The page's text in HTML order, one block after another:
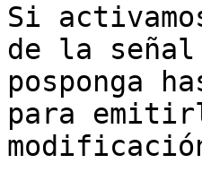
Si
de la señal
posponga
para